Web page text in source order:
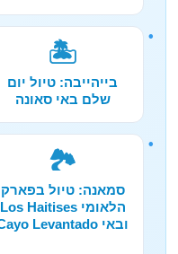
🏝️
בייהייבה: טיול יום
שלם באי סאונה
🏞️
סמאנה: טיול בפארק
הלאומי Los Haitises
ובאי Cayo Levantado